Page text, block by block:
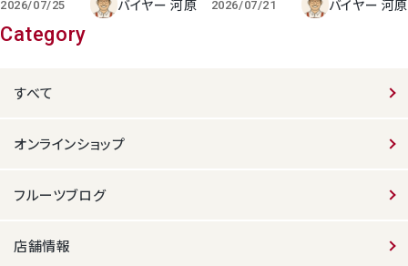
2026/07/25 バイヤー 河原 2026/07/21 バイヤー 河原
Category
すべて
オンラインショップ
フルーツブログ
店舗情報